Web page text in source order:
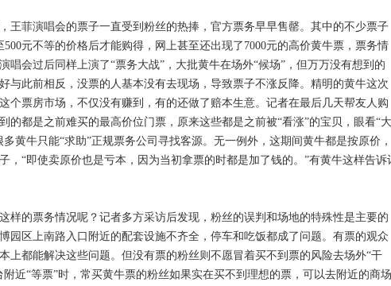
菲演唱会的票子一直受到粉丝的热捧，官方票务早早售罄。其中的不少票子
500元不等的价格后才能购得，网上甚至还出现了7000元的高价黄牛票，票务情
唱会过后同样上演了“票务大战”，大批黄牛在场外“候场”，但万万没有想到的
与此前相反，没票的人基本没有去现场，导致票子不涨反降。精明的黄牛这次
个票房市场，不仅没有赚到，有的还做了赔本生意。记者在最后几天帮友人购
的都是之前难买的最高价位门票，原来这些都是之前被“看涨”的宝贝，眼看“大
黄牛只能“求助”正规票务公司寻找客源。无一例外，这期间黄牛都是按原价，
，“即使卖原价也是亏本，因为当初拿票的时都是加了钱的。”有黄牛这样告诉
的票务情况呢？记者多方采访后发现，粉丝的误判和场地的特殊性是主要的
园区上南路入口附近的配套设施不齐全，停车和吃饭都成了问题。有票的观众
上都能解决这些问题。但没有票的粉丝则不愿冒着买不到票的风险去场外“干
附近“等票”时，常买黄牛票的粉丝如果实在买不到理想的票，可以去附近的商场